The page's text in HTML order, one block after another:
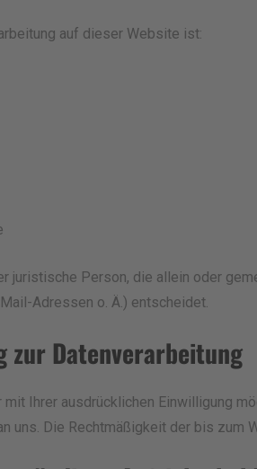
auf dieser Website ist:
juristische Person, die allein oder
Adressen o. Ä.) entscheidet.
Datenverarbeitung
Ihrer ausdrücklichen Einwilligung
uns. Die Rechtmäßigkeit der bis zum